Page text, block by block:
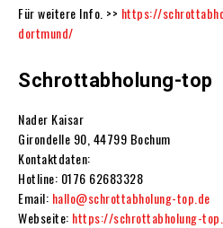
Für weitere Info. >> https://
dortmund/
Schrottabholung-top
Nader Kaisar
Girondelle 90, 44799 Bochum
Kontaktdaten:
Hotline: 0176 62683328
Email: hallo@schrottabholung-top.de
Webseite: https://schrottabholung-